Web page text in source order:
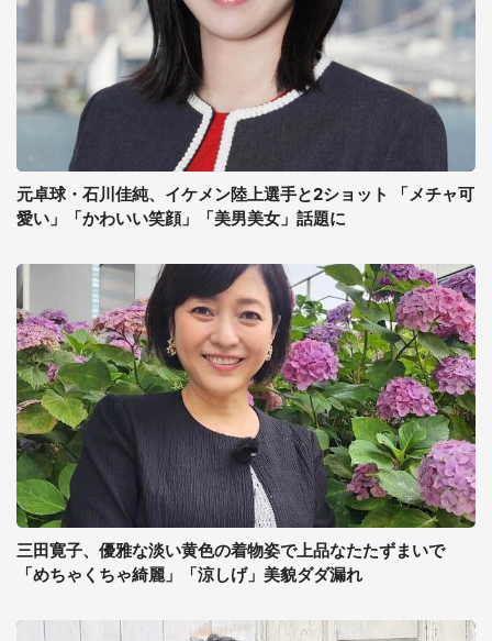
元卓球・石川佳純、イケメン陸上選手と2ショット 「メチャ可
愛い」「かわいい笑顔」「美男美女」話題に
三田寛子、優雅な淡い黄色の着物姿で上品なたたずまいで
「めちゃくちゃ綺麗」「涼しげ」美貌ダダ漏れ